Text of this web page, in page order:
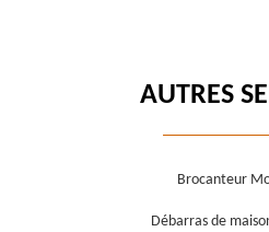
AUTRES
Brocanteur
Débarras de